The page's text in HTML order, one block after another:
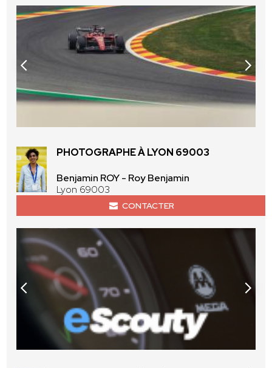
PHOTOGRAPHE À LYON 69003
Benjamin ROY - Roy Benjamin
Lyon 69003
CONTACTER